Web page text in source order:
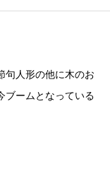
句人形の他に木のお
ブームとなっている